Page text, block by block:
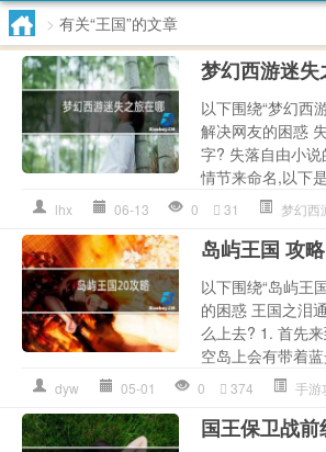
> 有关“王国”的文章
梦幻西游迷
以下围绕“梦幻西
解决网友的困惑
字? 失落自由小
情节来命名,以下
lhx 06-13 0 31 梦幻西
岛屿王国 攻略
以下围绕“岛屿王
的困惑 王国之泪
么上去? 1. 首先
空岛上会有带着
dyw 05-01 0 374 手游
国王保卫战前